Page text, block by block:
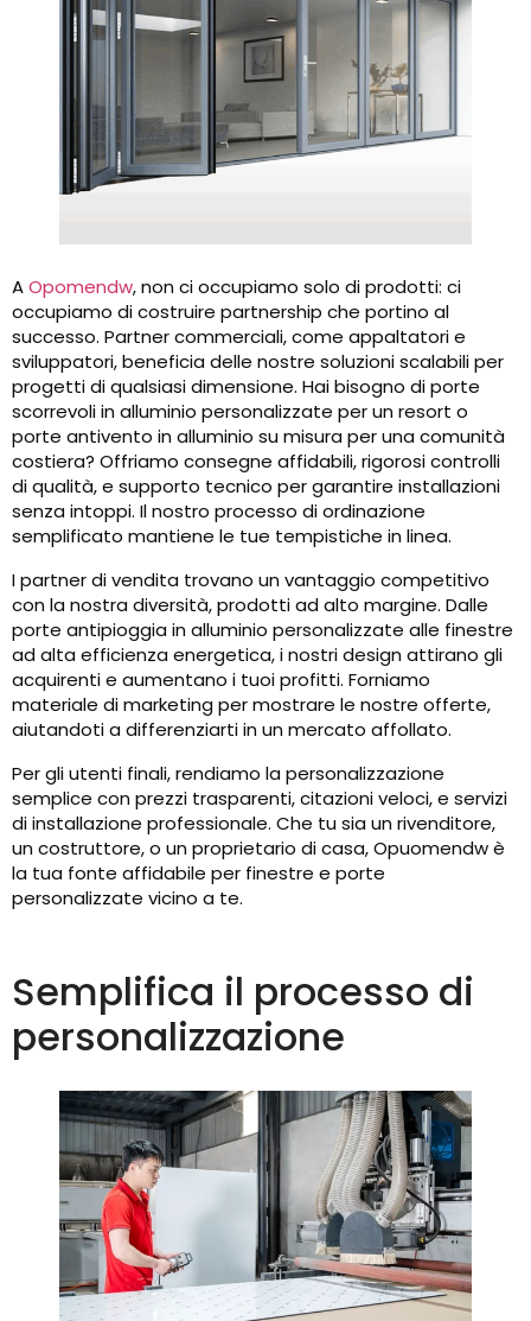
AOpomendw, non ci occupiamo solo di prodotti: ci
occupiamo di costruire partnership che portino al
successo. Partner commerciali, come appaltatori e
sviluppatori, beneficia delle nostre soluzioni scalabili per
progetti di qualsiasi dimensione. Hai bisogno di porte
scorrevoli in alluminio personalizzate per un resort o
porte antivento in alluminio su misura per una comunità
costiera? Offriamo consegne affidabili, rigorosi controlli
di qualità, e supporto tecnico per garantire installazioni
senza intoppi. Il nostro processo di ordinazione
semplificato mantiene le tue tempistiche in linea.
I partner di vendita trovano un vantaggio competitivo
con la nostra diversità, prodotti ad alto margine. Dalle
porte antipioggia in alluminio personalizzate alle finestre
ad alta efficienza energetica, i nostri design attirano gli
acquirenti e aumentano i tuoi profitti. Forniamo
materiale di marketing per mostrare le nostre offerte,
aiutandoti a differenziarti in un mercato affollato.
Per gli utenti finali, rendiamo la personalizzazione
semplice con prezzi trasparenti, citazioni veloci, e servizi
di installazione professionale. Che tu sia un rivenditore,
un costruttore, o un proprietario di casa, Opuomendw è
la tua fonte affidabile per finestre e porte
personalizzate vicino a te.
Semplifica il processo di
personalizzazione